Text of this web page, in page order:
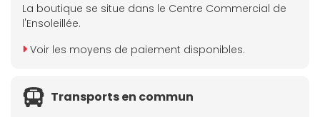
La boutique se situe dans le Centre Commercial de
l'Ensoleillée.
Voir les moyens de paiement disponibles.
Transports en commun